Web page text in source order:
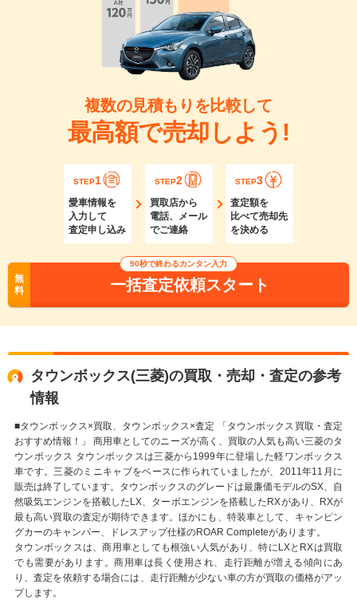
複数の見積もりを比較して
最高額で売却しよう!
STEP1
愛車情報を
入力して
査定申し込み
STEP2
買取店から
電話、メール
でご連絡
STEP3
査定額を
比べて売却先
を決める
無
料
90秒で終わるカンタン入力
一括査定依頼スタート
タウンボックス(三菱)の買取・売却・査定の参考
情報
■タウンボックス×買取、タウンボックス×査定 「タウンボックス買取・査定
おすすめ情報！」 商用車としてのニーズが高く、買取の人気も高い三菱のタ
ウンボックス タウンボックスは三菱から1999年に登場した軽ワンボックス
車です。三菱のミニキャブをベースに作られていましたが、2011年11月に
販売は終了しています。タウンボックスのグレードは最廉価モデルのSX、自
然吸気エンジンを搭載したLX、ターボエンジンを搭載したRXがあり、RXが
最も高い買取の査定が期待できます。ほかにも、特装車として、キャンピン
グカーのキャンパー、ドレスアップ仕様のROAR Completeがあります。
タウンボックスは、商用車としても根強い人気があり、特にLXとRXは買取
でも需要があります。商用車は長く使用され、走行距離が増える傾向にあ
り、査定を依頼する場合には、走行距離が少ない車の方が買取の価格がアッ
プします。